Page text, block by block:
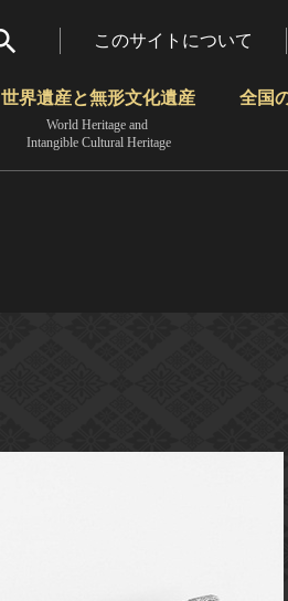
このサイトについて
世界遺産と無形文化遺産
World Heritage and
Intangible Cultural Heritage
全国